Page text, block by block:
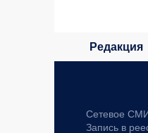
Редакция
Сетевое
Запись в